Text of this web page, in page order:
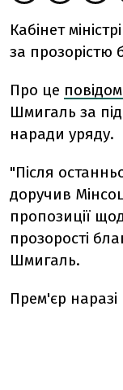
Кабінет
за прозорістю
Про це
Шмигаль за
наради уряду.
"Після
доручив
пропозиції
прозорості
Шмигаль.
Прем'єр